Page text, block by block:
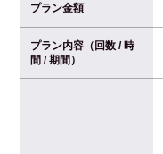
プラン金額
プラン内容（回数 / 時
間 / 期間）